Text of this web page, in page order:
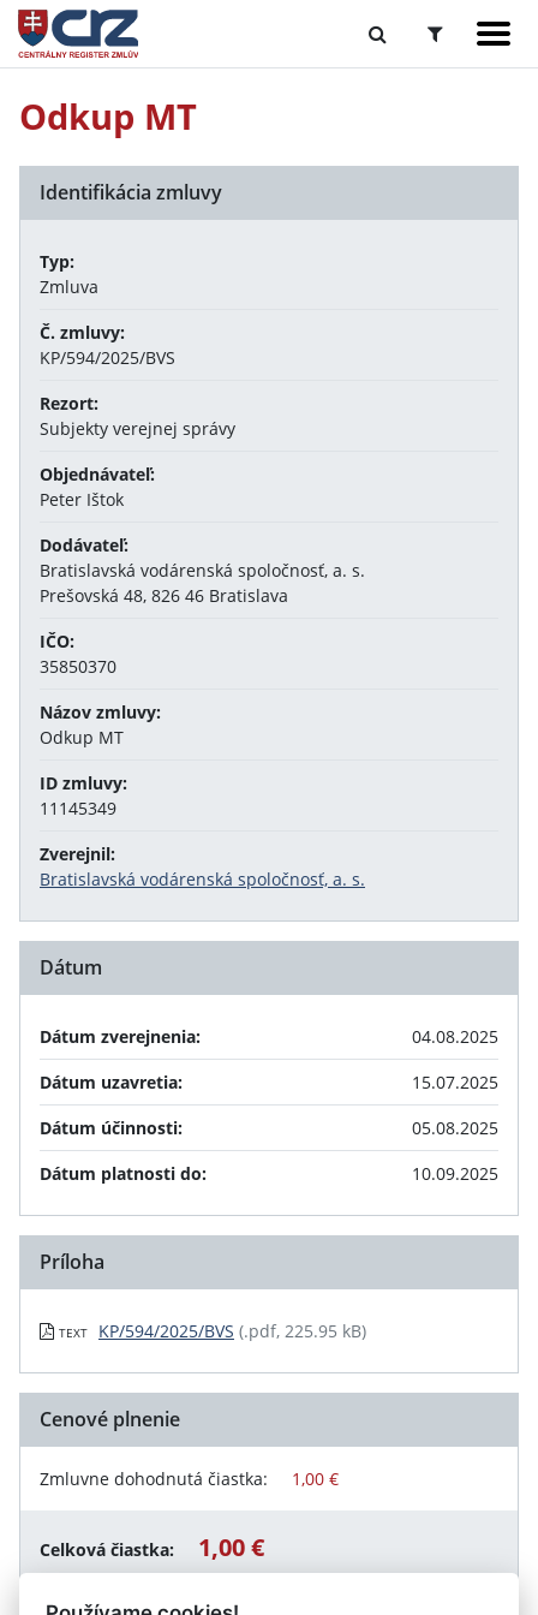
Odkup MT
Identifikácia zmluvy
Typ:
Zmluva
Č. zmluvy:
KP/594/2025/BVS
Rezort:
Subjekty verejnej správy
Objednávateľ:
Peter Ištok
Dodávateľ:
Bratislavská vodárenská spoločnosť, a. s.
Prešovská 48, 826 46 Bratislava
IČO:
35850370
Názov zmluvy:
Odkup MT
ID zmluvy:
11145349
Zverejnil:
Bratislavská vodárenská spoločnosť, a. s.
Dátum
Dátum zverejnenia:
04.08.2025
Dátum uzavretia:
15.07.2025
Dátum účinnosti:
05.08.2025
Dátum platnosti do:
10.09.2025
Príloha
TEXT KP/594/2025/BVS (.pdf, 225.95 kB)
Cenové plnenie
Zmluvne dohodnutá čiastka: 1,00 €
Celková čiastka: 1,00 €